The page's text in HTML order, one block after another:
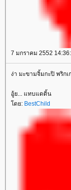
7 มกราคม 2552
ง่า มะขามจิ้มกะปิ พริกเ
อู้ย... แทบแดดิ้น
ดย: BestChild